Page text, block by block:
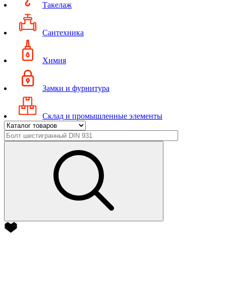
Такелаж
Сантехника
Химия
Замки и фурнитура
Склад и промышленные элементы